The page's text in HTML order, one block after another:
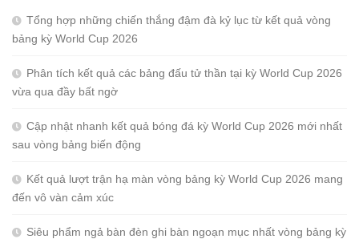
Tổng hợp những chiến thắng đậm đà kỷ lục từ kết quả vòng
bảng kỳ World Cup 2026
Phân tích kết quả các bảng đấu tử thần tại kỳ World Cup 2026
vừa qua đầy bất ngờ
Cập nhật nhanh kết quả bóng đá kỳ World Cup 2026 mới nhất
sau vòng bảng biến động
Kết quả lượt trận hạ màn vòng bảng kỳ World Cup 2026 mang
đến vô vàn cảm xúc
Siêu phẩm ngả bàn đèn ghi bàn ngoạn mục nhất vòng bảng kỳ